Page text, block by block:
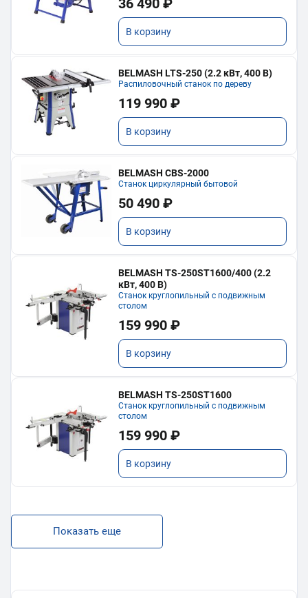
В корзину
BELMASH LTS-250 (2.2 кВт, 400 В)
Распиловочный станок по дереву
119 990 ₽
В корзину
BELMASH CBS-2000
Станок циркулярный бытовой
50 490 ₽
В корзину
BELMASH TS-250ST1600/400 (2.2
кВт, 400 В)
Станок круглопильный с подвижным
столом
159 990 ₽
В корзину
BELMASH TS-250ST1600
Станок круглопильный с подвижным
столом
159 990 ₽
В корзину
Показать еще